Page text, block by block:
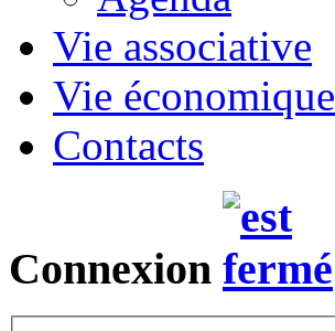
Vie associative
Vie économique
Contacts
Connexion